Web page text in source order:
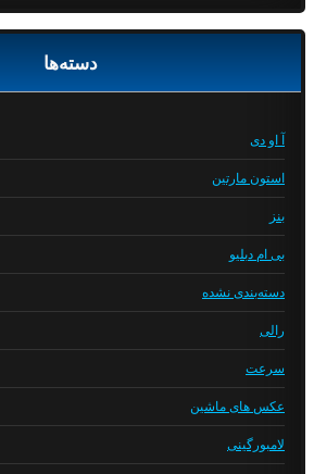
دسته‌ها
آ او دی
استون مارتین
بنز
بی ام دبلیو
دسته‌بندی نشده
رالی
سرعت
عکس های ماشین
لامبورگینی